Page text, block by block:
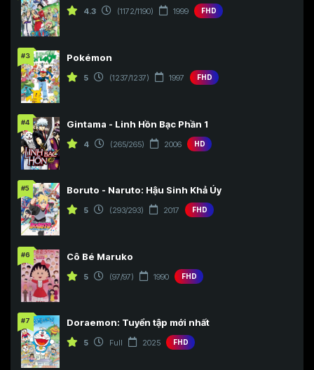
4.3 (1172/1190) 1999 FHD
#3 Pokémon
5 (1237/1237) 1997 FHD
#4 Gintama - Linh Hồn Bạc Phần 1
4 (265/265) 2006 HD
#5 Boruto - Naruto: Hậu Sinh Khả Úy
5 (293/293) 2017 FHD
#6 Cô Bé Maruko
5 (97/97) 1990 FHD
#7 Doraemon: Tuyển tập mới nhất
5 Full 2025 FHD